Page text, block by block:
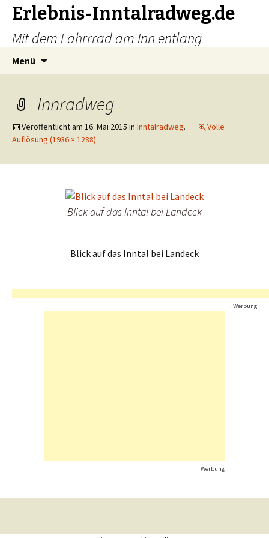
Erlebnis-Inntalradweg.de
Mit dem Fahrrrad am Inn entlang
Menü
Innradweg
Veröffentlicht am 16. Mai 2015 in Inntalradweg.
Volle
Auflösung (1936 × 1288)
Blick auf das Inntal bei Landeck
Blick auf das Inntal bei Landeck
Werbung
Werbung